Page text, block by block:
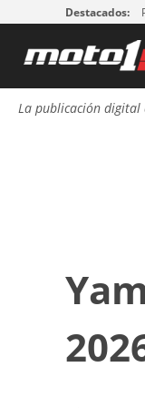
Destacados:
La publicación digital